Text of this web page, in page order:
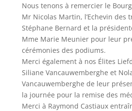
Nous tenons à remercier le
Mr Nicolas Martin, l’Echevin des
Stéphane Bernard et la
Mme Marie Meunier pour leur
cérémonies des podiums.
Merci également à nos Élites
Siliane Vancauwemberghe et
Vancauwemberghe de leur
la journée pour la remise des
Merci à Raymond Castiaux